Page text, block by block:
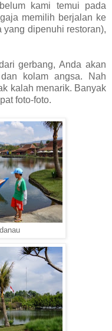
kami temui pada
memilih berjalan ke
dipenuhi restoran),
gerbang, Anda akan
kolam angsa. Nah
kalah menarik. Banyak
foto-foto.